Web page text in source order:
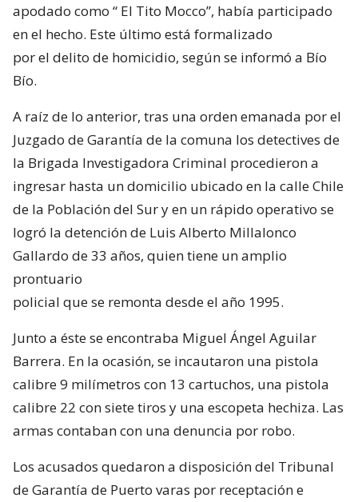
apodado como “ El Tito Mocco”, había participado
en el hecho. Este último está formalizado
por el delito de homicidio, según se informó a Bío
Bío.
A raíz de lo anterior, tras una orden emanada por el
Juzgado de Garantía de la comuna los detectives de
la Brigada Investigadora Criminal procedieron a
ingresar hasta un domicilio ubicado en la calle Chile
de la Población del Sur y en un rápido operativo se
logró la detención de Luis Alberto Millalonco
Gallardo de 33 años, quien tiene un amplio
prontuario
policial que se remonta desde el año 1995.
Junto a éste se encontraba Miguel Ángel Aguilar
Barrera. En la ocasión, se incautaron una pistola
calibre 9 milímetros con 13 cartuchos, una pistola
calibre 22 con siete tiros y una escopeta hechiza. Las
armas contaban con una denuncia por robo.
Los acusados quedaron a disposición del Tribunal
de Garantía de Puerto varas por receptación e